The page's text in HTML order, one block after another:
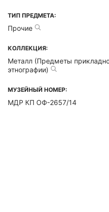
ТИП ПРЕДМЕТА:
Прочие
КОЛЛЕКЦИЯ:
Металл (Предметы
этнографии)
МУЗЕЙНЫЙ НОМЕР:
МДР КП ОФ-2657/14